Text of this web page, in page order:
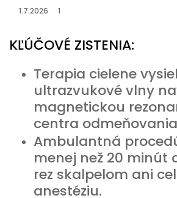
1.7.2026 1
KĽÚČOVÉ ZISTENIA:
Terapia cielene
ultrazvukové vlny
magnetickou
centra
Ambulantná
menej než 20 minút
rez skalpelom ani
anestéziu.